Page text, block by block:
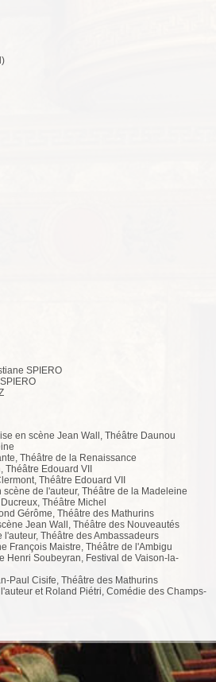
SPIERO
en scène Jean Wall, Théâtre Daunou
Théâtre de la Renaissance
Edouard VII
Théâtre Edouard VII
de l'auteur, Théâtre de la Madeleine
Théâtre Michel
Gérôme, Théâtre des Mathurins
Jean Wall, Théâtre des Nouveautés
Théâtre des Ambassadeurs
François Maistre, Théâtre de l'Ambigu
Henri Soubeyran, Festival de Vaison-la-
Paul Cisife, Théâtre des Mathurins
et Roland Piétri, Comédie des Champs-